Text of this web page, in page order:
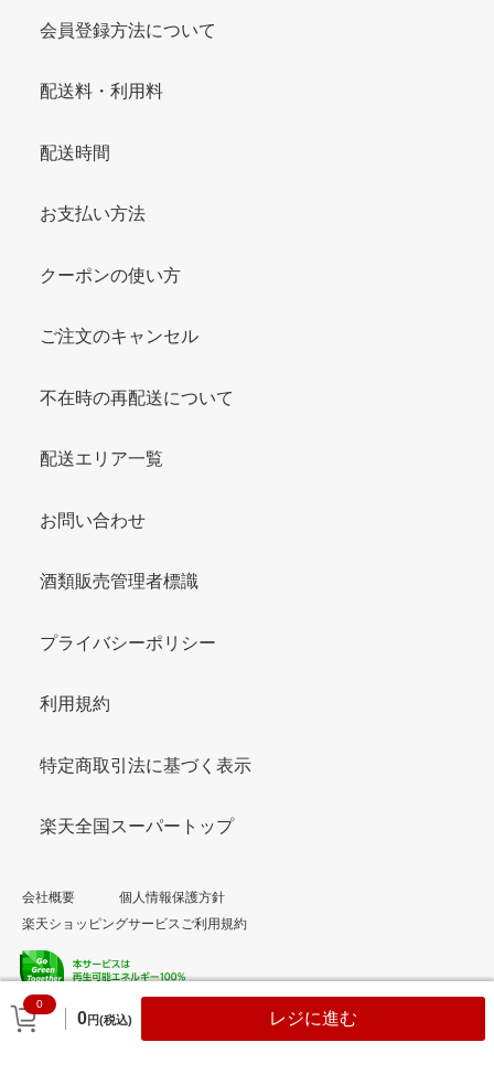
0
0円(税込) レジに進む
会員登録方法について
配送料・利用料
配送時間
お支払い方法
クーポンの使い方
ご注文のキャンセル
不在時の再配送について
配送エリア一覧
お問い合わせ
酒類販売管理者標識
プライバシーポリシー
利用規約
特定商取引法に基づく表示
楽天全国スーパートップ
会社概要
個人情報保護方針
楽天ショッピングサービスご利用規約
© Rakuten Group, Inc.